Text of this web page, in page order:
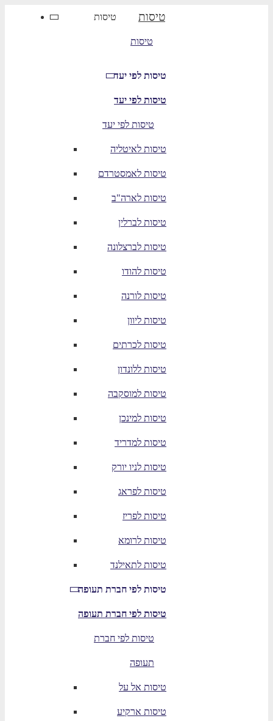
טיסות טיסות
טיסות
טיסות לפי יעד
טיסות לפי יעד
טיסות לפי יעד
טיסות לאיטליה
טיסות לאמסטרדם
טיסות לארה"ב
טיסות לברלין
טיסות לברצלונה
טיסות להודו
טיסות לורנה
טיסות ליוון
טיסות לכרתים
טיסות ללונדון
טיסות למוסקבה
טיסות למינכן
טיסות למדריד
טיסות לניו יורק
טיסות לפראג
טיסות לפריז
טיסות לרומא
טיסות לתאילנד
טיסות לפי חברת תעופה
טיסות לפי חברת תעופה
טיסות לפי חברת
תעופה
טיסות אל על
טיסות ארקיע